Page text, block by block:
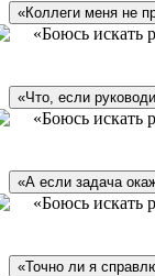
«Коллеги меня не
«Что, если
«А если задача
«Точно ли я